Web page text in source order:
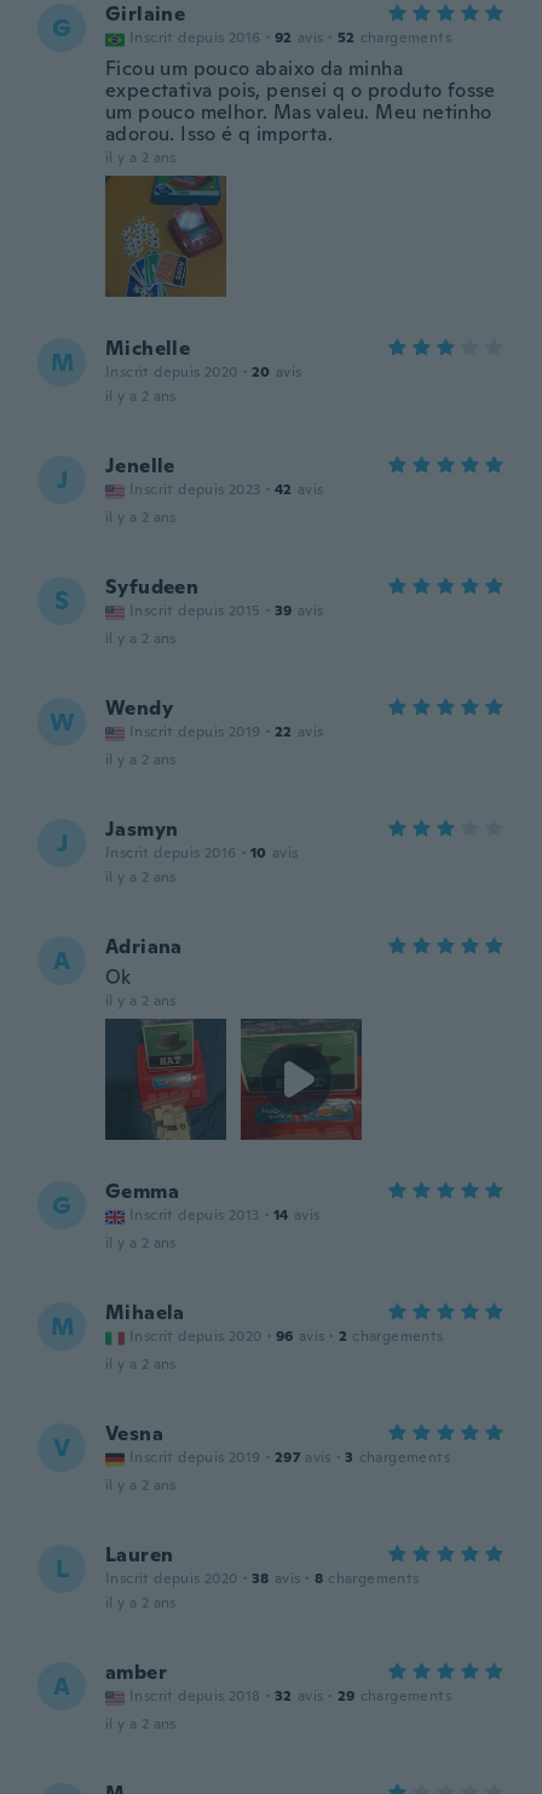
G Girlaine
Inscrit depuis 2016 · 92 avis · 52 chargements
Ficou um pouco abaixo da minha
expectativa pois, pensei q o produto fosse
um pouco melhor. Mas valeu. Meu netinho
adorou. Isso é q importa.
il y a 2 ans
M Michelle
Inscrit depuis 2020 · 20 avis
il y a 2 ans
J Jenelle
Inscrit depuis 2023 · 42 avis
il y a 2 ans
S Syfudeen
Inscrit depuis 2015 · 39 avis
il y a 2 ans
W Wendy
Inscrit depuis 2019 · 22 avis
il y a 2 ans
J Jasmyn
Inscrit depuis 2016 · 10 avis
il y a 2 ans
A
Adriana
Ok
il y a 2 ans
G Gemma
Inscrit depuis 2013 · 14 avis
il y a 2 ans
M Mihaela
Inscrit depuis 2020 · 96 avis · 2 chargements
il y a 2 ans
V Vesna
Inscrit depuis 2019 · 297 avis · 3 chargements
il y a 2 ans
L Lauren
Inscrit depuis 2020 · 38 avis · 8 chargements
il y a 2 ans
A amber
Inscrit depuis 2018 · 32 avis · 29 chargements
il y a 2 ans